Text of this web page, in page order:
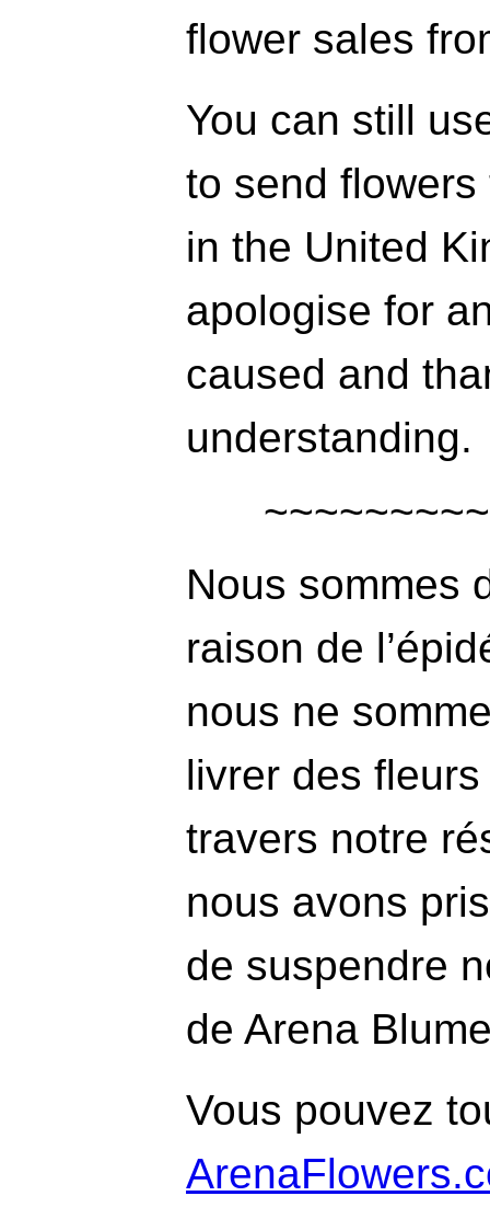
flower sales
You can still
to send
in the United
apologise for
caused and
understanding.
Nous sommes
raison de
nous ne
livrer des
travers notre
nous avons
de suspendre
de Arena
Vous pouvez